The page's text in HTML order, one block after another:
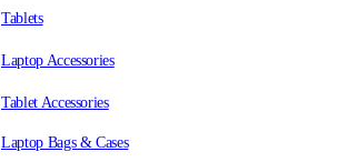
Tablets
Laptop Accessories
Tablet Accessories
Laptop Bags & Cases